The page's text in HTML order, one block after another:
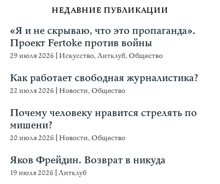
НЕДАВНИЕ ПУБЛИКАЦИИ
«Я и не скрываю, что это пропаганда».
Проект Fertoke против войны
29 июля 2026 Искусство,Литклуб,Общество
Как работает свободная журналистика?
22 июля 2026 Новости,Общество
Почему человеку нравится стрелять по
мишени?
20 июля 2026 Новости,Общество
Яков Фрейдин. Возврат в никуда
19 июля 2026 Литклуб